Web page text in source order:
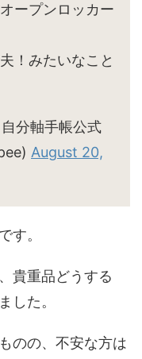
ープンロッカー
！みたいなこと
分軸手帳公式
August 20,
す。
貴重品どうする
した。
のの、不安な方は